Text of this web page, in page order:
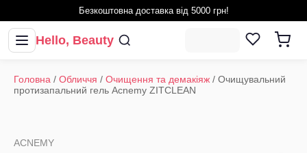
Безкоштовна доставка від 5000 грн!
Hello, Beauty
Головна / Обличчя / Очищення та демакіяж / Очищувальний
протизапальний гель Acnemy ZITCLEAN
ACNEMY